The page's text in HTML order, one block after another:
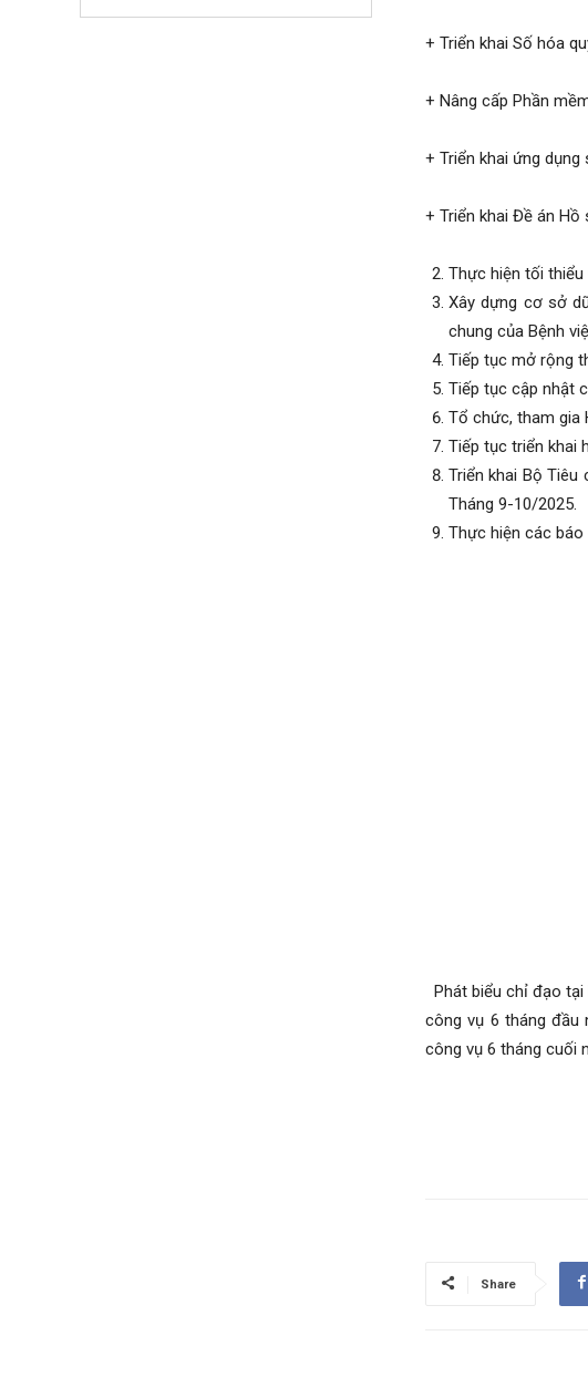
+ Triển khai Số hóa
+ Nâng cấp Phần
+ Triển khai ứng
+ Triển khai Đề án Hồ
Thực hiện tối thiểu
Xây dựng cơ sở
chung của Bệnh
Tiếp tục mở rộng
Tiếp tục cập nhật
Tổ chức, tham gia
Tiếp tục triển khai
Triển khai Bộ Tiêu
Tháng 9-10/2025.
Thực hiện các
Phát biểu chỉ đạo
công vụ 6 tháng đầu
công vụ 6 tháng cuối
Share